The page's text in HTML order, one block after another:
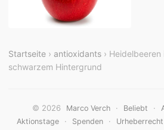
Startseite › antioxidants ›
schwarzem Hintergrund
© 2026 Marco Verch · Beliebt ·
Aktionstage · Spenden · Urheberrecht